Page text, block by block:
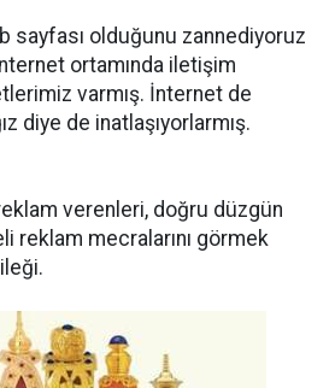
sayfası olduğunu zannediyoruz
ortamında iletişim
varmış. İnternet de
diye de inatlaşıyorlarmış.
verenleri, doğru düzgün
reklam mecralarını görmek